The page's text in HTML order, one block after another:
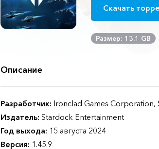
Скачать
Размер: 13.1 GB
Описание
Разработчик: Ironclad Games
Издатель: Stardock Entertainment
Год выхода: 15 августа 2024
Версия: 1.45.9